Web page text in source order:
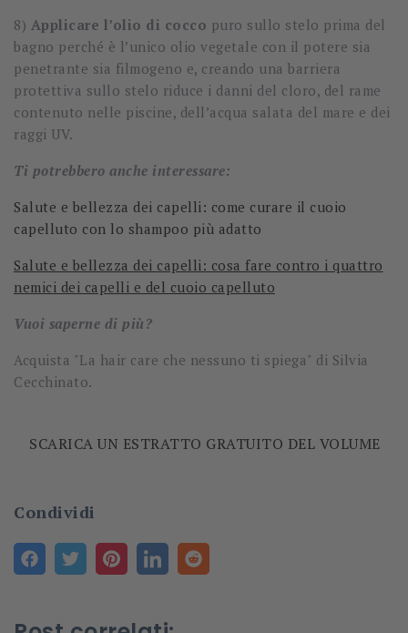
8) Applicare l’olio di cocco puro sullo stelo prima del
bagno perché è l’unico olio vegetale con il potere sia
penetrante sia filmogeno e, creando una barriera
protettiva sullo stelo riduce i danni del cloro, del rame
contenuto nelle piscine, dell’acqua salata del mare e dei
raggi UV.
Ti potrebbero anche interessare:
Salute e bellezza dei capelli: come curare il cuoio
capelluto con lo shampoo più adatto
Salute e bellezza dei capelli: cosa fare contro i quattro
nemici dei capelli e del cuoio capelluto
Vuoi saperne di più?
Acquista "La hair care che nessuno ti spiega" di Silvia
Cecchinato.
SCARICA UN ESTRATTO GRATUITO DEL VOLUME
Condividi